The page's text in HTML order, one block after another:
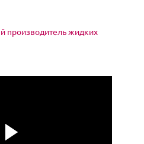
производитель жидких